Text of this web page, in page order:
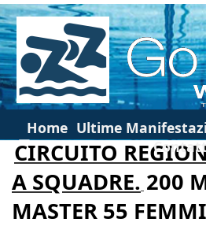
Home Ultime
CIRCUITO
A SQUADRE. 200
MASTER 55